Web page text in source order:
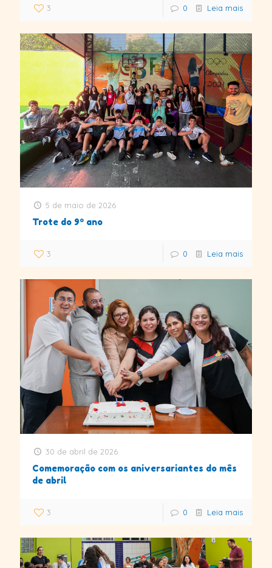
3 0 Leia mais
5 de maio de 2026
Trote do 9º ano
3 0 Leia mais
30 de abril de 2026
Comemoração com os aniversariantes do mês
de abril
3 0 Leia mais